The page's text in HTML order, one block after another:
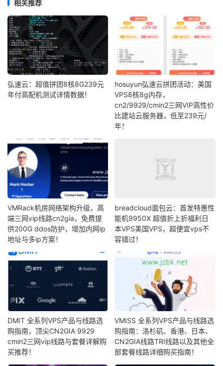
相关推荐
弘速云：超值拼团8核8G239元
年付高配机测试详情数据！
hosuyun弘速云拼团活动：美国
VPS8核8g内存，
cn2/9929/cmin2三网VIP高性价
比建站云服务器，低至239元/
年！
VMRack机房网络架构升级，高
端三网vip线路cn2gia，免费提
供200G ddos防护，增加内网ip
地址与多ip方案！
breadcloud面包云：首发特惠性
能机9950X 超值折上折福利日
本VPS美国VPS，超便宜vps不
容错过！
DMIT 全系列VPS产品与线路选
购指南，顶尖CN2GIA 9929
cmin2三网vip线路与套餐详解购
买推荐！
VMISS 全系列VPS产品与线路选
购指南：洛杉矶、香港、日本、
CN2GIA线路TRI线路以及其他全
部套餐线路详细购买指南！